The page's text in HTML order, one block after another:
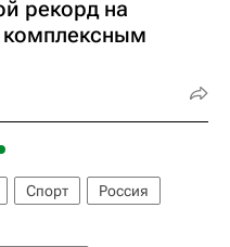
рекорд на
комплексным
Спорт
Россия